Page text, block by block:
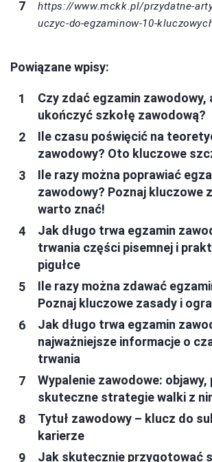
https://www.mckk.pl/przydatne-
uczyc-do-egzaminow-10-
Powiązane wpisy:
Czy zdać egzamin zawodowy,
ukończyć szkołę zawodową?
Ile czasu poświęcić na
zawodowy? Oto kluczowe
Ile razy można poprawiać
zawodowy? Poznaj kluczowe
warto znać!
Jak długo trwa egzamin
trwania części pisemnej i
pigułce
Ile razy można zdawać
Poznaj kluczowe zasady i
Jak długo trwa egzamin
najważniejsze informacje o
trwania
Wypalenie zawodowe: objawy,
skuteczne strategie walki z
Tytuł zawodowy – klucz do
karierze
Jak skutecznie przygotować